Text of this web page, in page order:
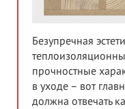
Безупречная
прочностные
в уходе – вот
должна отвечать